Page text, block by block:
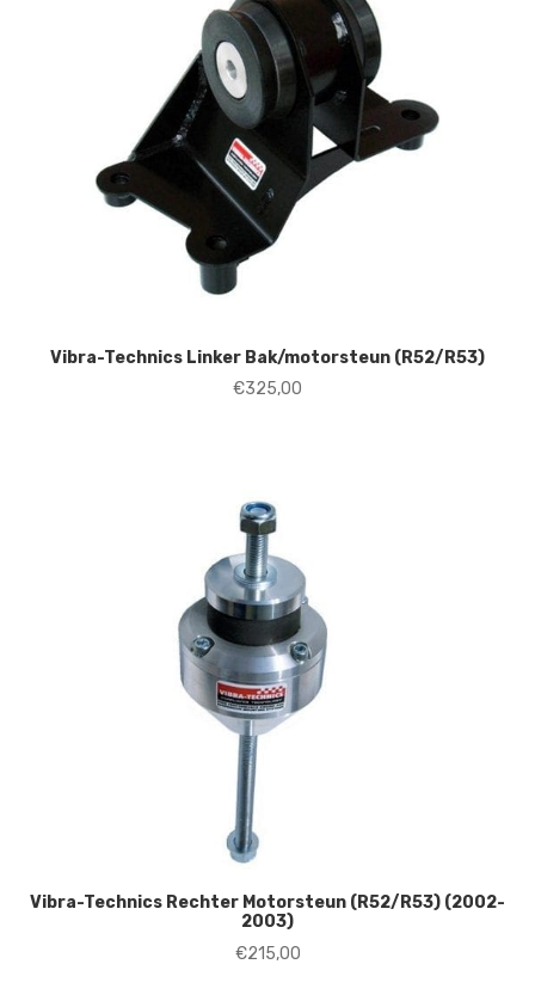
Vibra-Technics Linker Bak/motorsteun (R52/R53)
€325,00
Vibra-Technics Rechter Motorsteun (R52/R53) (2002-
2003)
€215,00